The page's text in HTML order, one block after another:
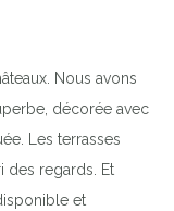
Nous avons
décorée avec
Les terrasses
des regards. Et
et